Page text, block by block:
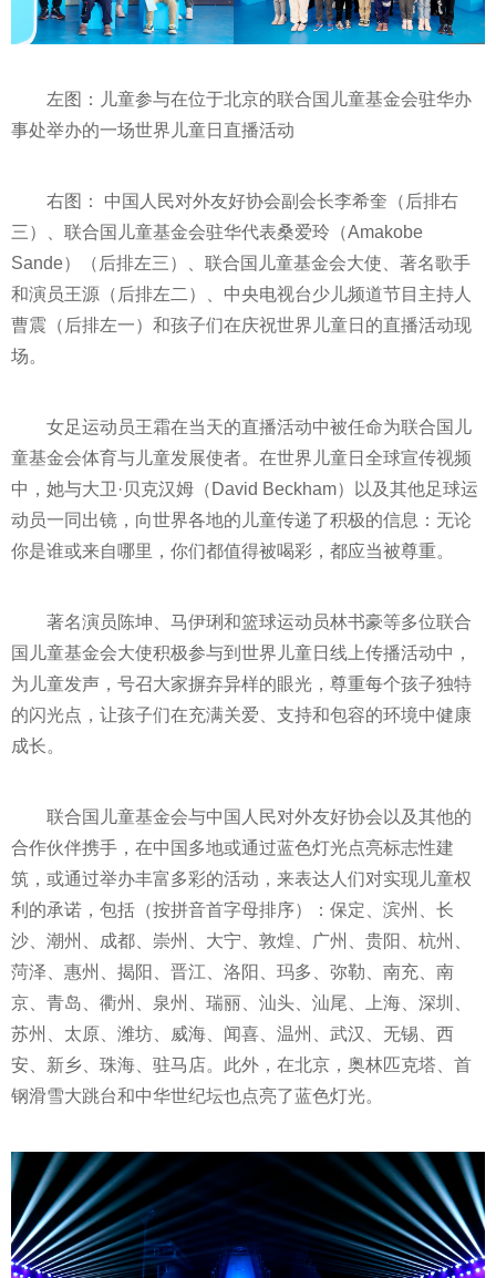
左图：儿童参与在位于北京的联合国儿童基金会驻华办
事处举办的一场世界儿童日直播活动
右图： 中国人民对外友好协会副会长李希奎（后排右
三）、联合国儿童基金会驻华代表桑爱玲（Amakobe
Sande）（后排左三）、联合国儿童基金会大使、著名歌手
和演员王源（后排左二）、 中央电视台少儿频道节目主持人
曹震（后排左一）和孩子们在庆祝世界儿童日的直播活动现
场。
女足运动员王霜在当天的直播活动中被任命为联合国儿
童基金会体育与儿童发展使者。在世界儿童日全球宣传视频
中，她与大卫·贝克汉姆（David Beckham）以及其他足球运
动员一同出镜，向世界各地的儿童传递了积极的信息：无论
你是谁或来自哪里，你们都值得被喝彩，都应当被尊重。
著名演员陈坤、马伊琍和篮球运动员林书豪等多位联合
国儿童基金会大使积极参与到世界儿童日线上传播活动中，
为儿童发声，号召大家摒弃异样的眼光，尊重每个孩子独特
的闪光点，让孩子们在充满关爱、支持和包容的环境中健康
成长。
联合国儿童基金会与中国人民对外友好协会以及其他的
合作伙伴携手，在中国多地或通过蓝色灯光点亮标志性建
筑，或通过举办丰富多彩的活动，来表达人们对实现儿童权
利的承诺，包括（按拼音首字母排序）：保定、滨州、长
沙、潮州、成都、崇州、大宁、敦煌、广州、贵阳、杭州、
菏泽、惠州、揭阳、晋江、洛阳、玛多、弥勒、南充、南
京、青岛、衢州、泉州、瑞丽、汕头、汕尾、上海、深圳、
苏州、太原、潍坊、威海、闻喜、温州、武汉、无锡、西
安、新乡、珠海、驻马店。此外，在北京，奥林匹克塔、首
钢滑雪大跳台和中华世纪坛也点亮了蓝色灯光。